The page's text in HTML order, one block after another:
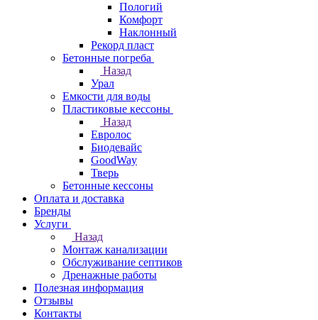
Пологий
Комфорт
Наклонный
Рекорд пласт
Бетонные погреба
Назад
Урал
Емкости для воды
Пластиковые кессоны
Назад
Евролос
Биодевайс
GoodWay
Тверь
Бетонные кессоны
Оплата и доставка
Бренды
Услуги
Назад
Монтаж канализации
Обслуживание септиков
Дренажные работы
Полезная информация
Отзывы
Контакты